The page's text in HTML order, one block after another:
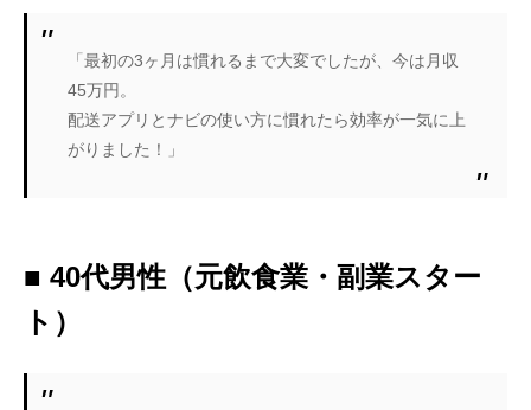
「最初の3ヶ月は慣れるまで大変でしたが、今は月収
45万円。
配送アプリとナビの使い方に慣れたら効率が一気に上
がりました！」
■ 40代男性（元飲食業・副業スター
ト）